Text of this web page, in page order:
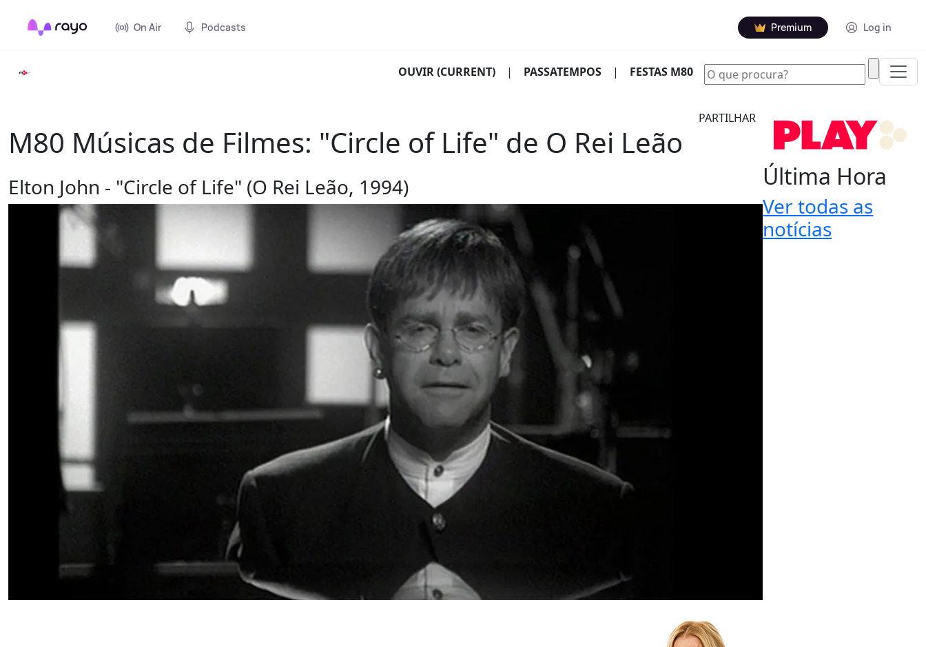
On Air Podcasts Premium Log in
OUVIR(CURRENT) | PASSATEMPOS | FESTAS M80
PARTILHAR
M80 Músicas de Filmes: "Circle of Life" de O Rei Leão
Elton John - "Circle of Life" (O Rei Leão, 1994) Última Hora
Ver todas as
notícias